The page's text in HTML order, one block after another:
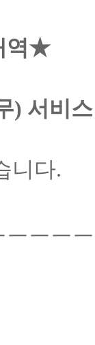
역★
) 서비
니다.
ㅡㅡ